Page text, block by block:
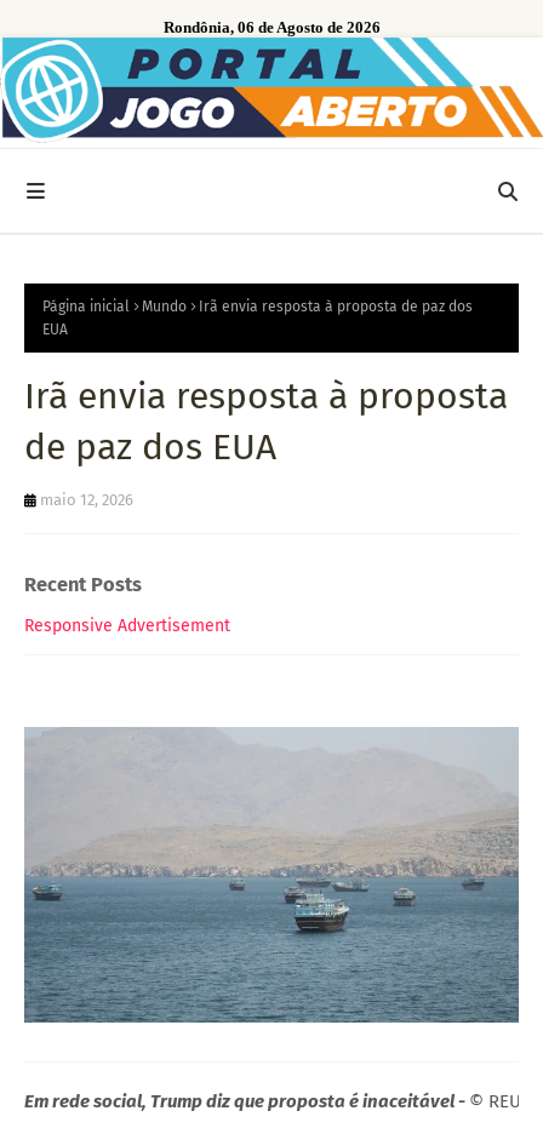
Rondônia, 06 de Agosto de 2026
Página inicial Mundo
Irã envia resposta à proposta de paz dos
EUA
Irã envia resposta à proposta
de paz dos EUA
maio 12, 2026
Recent Posts
Responsive Advertisement
Em rede social, Trump diz que proposta é inaceitável - ©